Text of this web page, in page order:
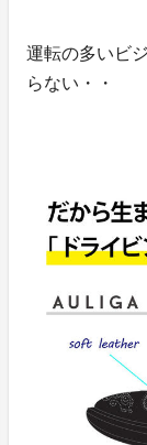
運転の多いビ
らない・・